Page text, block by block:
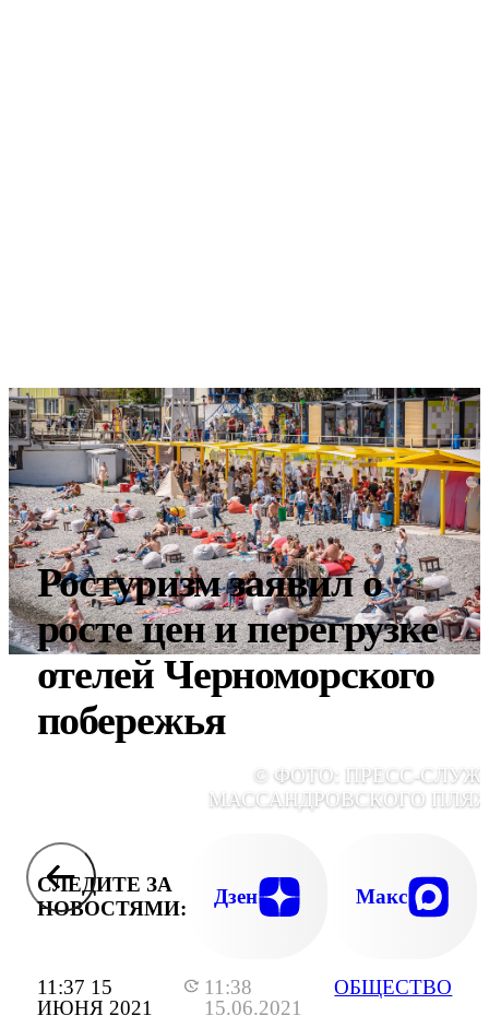
11:37 15
ИЮНЯ 2021
11:38
15.06.2021
ОБЩЕСТВО
Ростуризм заявил о
росте цен и перегрузке
отелей Черноморского
побережья
© ФОТО: ПРЕСС-
МАССАНДРОВСКОГО
СЛЕДИТЕ ЗА
НОВОСТЯМИ:
Дзен Макс